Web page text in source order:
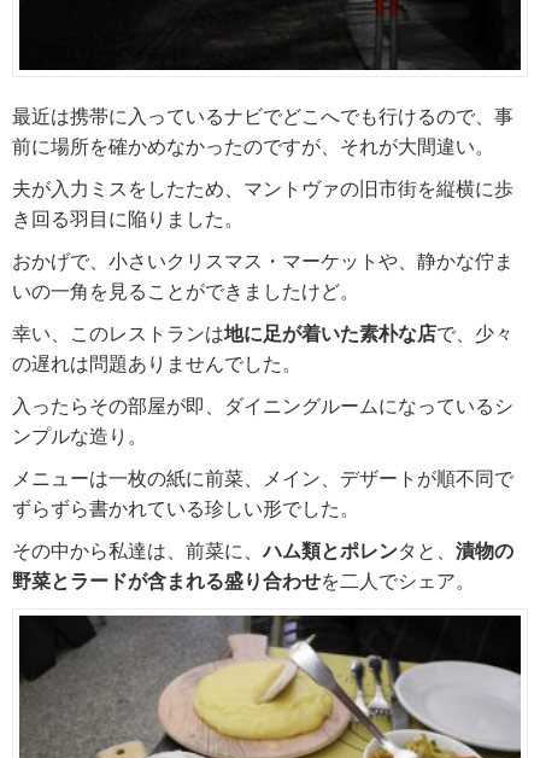
最近は携帯に入っているナビでどこへでも行けるので、事
前に場所を確かめなかったのですが、それが大間違い。
夫が入力ミスをしたため、マントヴァの旧市街を縦横に歩
き回る羽目に陥りました。
おかげで、小さいクリスマス・マーケットや、静かな佇ま
いの一角を見ることができましたけど。
幸い、このレストランは地に足が着いた素朴な店で、少々
の遅れは問題ありませんでした。
入ったらその部屋が即、ダイニングルームになっているシ
ンプルな造り。
メニューは一枚の紙に前菜、メイン、デザートが順不同で
ずらずら書かれている珍しい形でした。
その中から私達は、前菜に、ハム類とポレンタと、 漬物の
野菜とラードが含まれる盛り合わせを二人でシェア。